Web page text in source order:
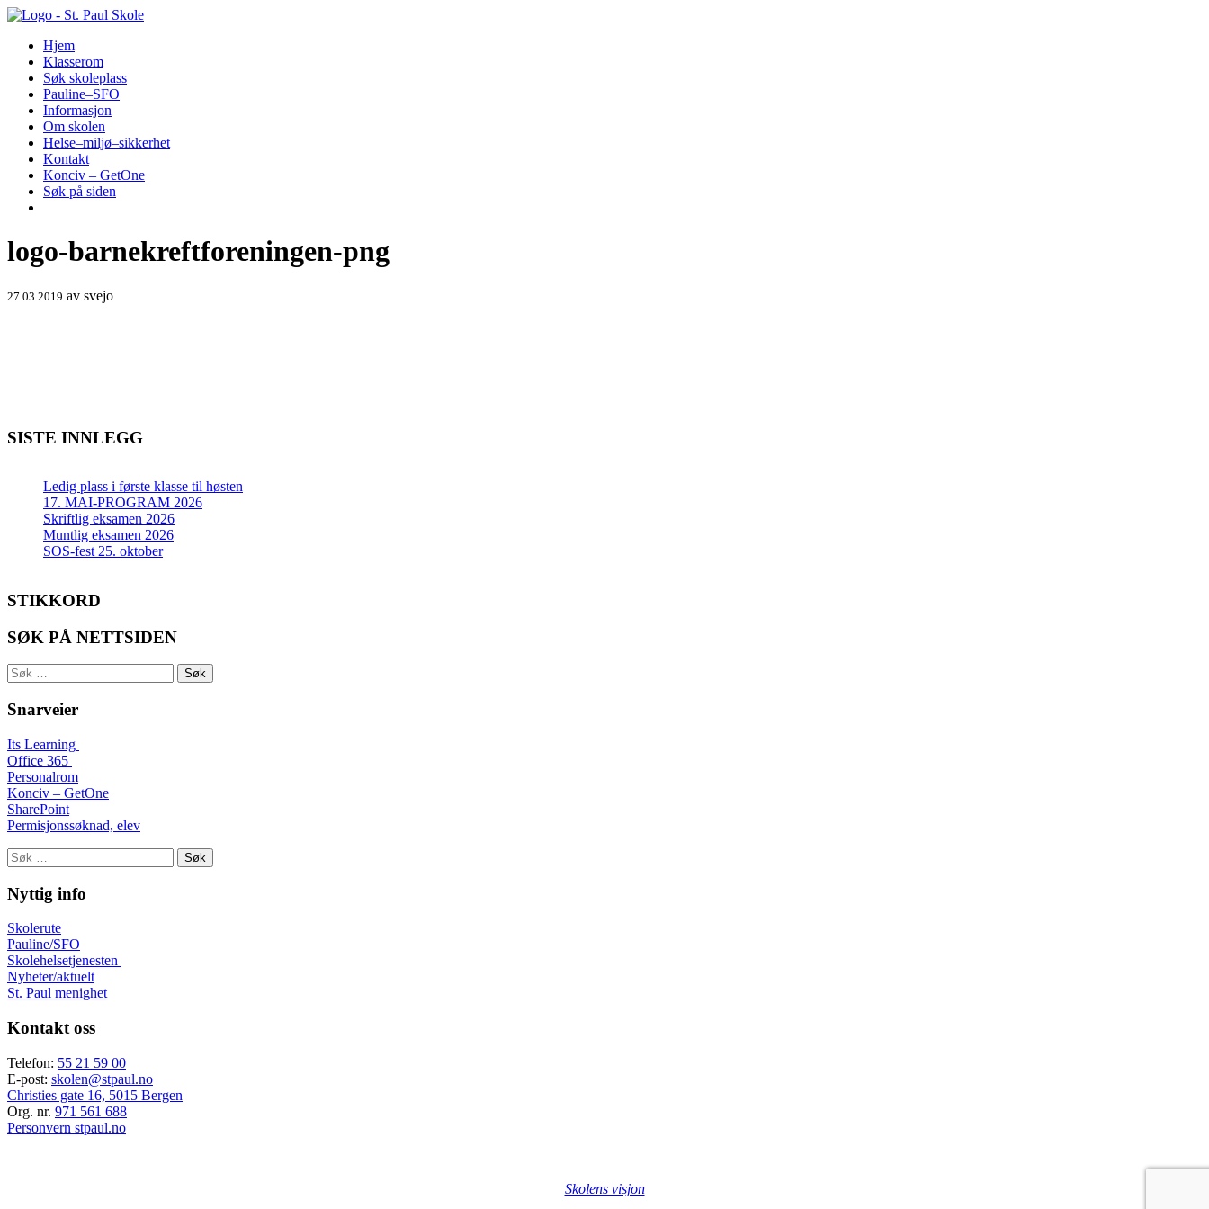
Hopp
innholdHjem
Klasserom
Søk skoleplass
Pauline–SFO
Informasjon
Om skolen
Helse–miljø–sikkerhet
Kontakt
Konciv – GetOne
Søk på siden
logo-barnekreftforeningen-png
27.03.2019 av svejo
SISTE INNLEGG
Ledig plass i første klasse til høsten
17. MAI-PROGRAM 2026
Skriftlig eksamen 2026
Muntlig eksamen 2026
SOS-fest 25. oktober
STIKKORD
SØK PÅ NETTSIDEN
Søk
etter:
Snarveier
Its Learning
Office 365
Personalrom
Konciv – GetOne
SharePoint
Permisjonssøknad, elev
Søk
etter:
Nyttig info
Skolerute
Pauline/SFO
Skolehelsetjenesten
Nyheter/aktuelt
St. Paul menighet
Kontakt oss
Telefon: 55 21 59 00
E-post: skolen@stpaul.no
Christies gate 16, 5015 Bergen
Org. nr. 971 561 688
Personvern stpaul.no
Skolens visjon